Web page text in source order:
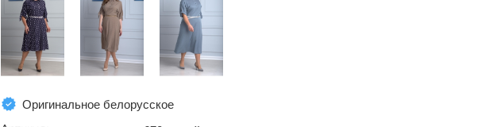
Оригинальное белорусское